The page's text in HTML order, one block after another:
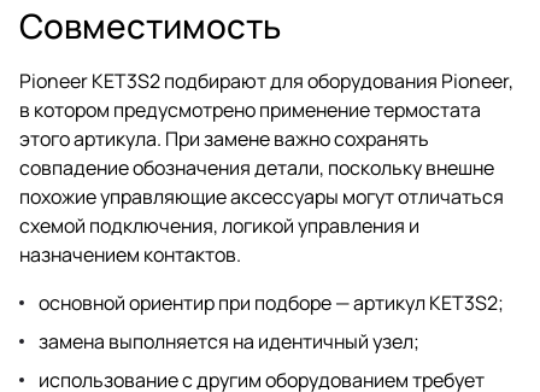
Совместимость
Pioneer KET3S2 подбирают для оборудования Pioneer,
в котором предусмотрено применение термостата
этого артикула. При замене важно сохранять
совпадение обозначения детали, поскольку внешне
похожие управляющие аксессуары могут отличаться
схемой подключения, логикой управления и
назначением контактов.
основной ориентир при подборе — артикул KET3S2;
замена выполняется на идентичный узел;
использование с другим оборудованием требует